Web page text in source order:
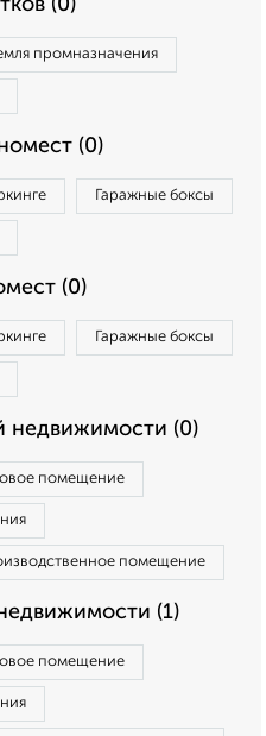
(0)
промназначения
(0)
Гаражные боксы
(0)
Гаражные боксы
недвижимости (0)
помещение
помещение
(1)
помещение